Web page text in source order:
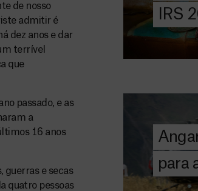
de nosso
admitir é
dez anos e dar
terrível
que
passado, e as
a
16 anos
guerras e secas
quatro pessoas
IRS
DOE
AGORA
para
Angarie
A MSF
chegar
humanitária
DOE
AGORA